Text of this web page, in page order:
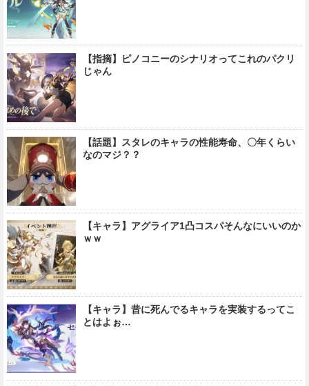
【指摘】ピノコニーのシナリオってこれのパクリ
じゃん
【話題】スタレのキャラの性能寿命、〇年くらい
なのマジ？？
【キャラ】アグライア1凸コスパそんなにいいのか
ｗｗ
【キャラ】昔に死んでるキャラを実装するってこ
とはよぉ…